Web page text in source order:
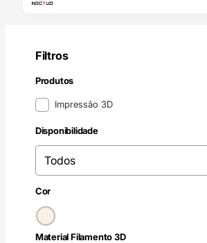
Filtros
Produtos
ProdutosImpressão 3D
Disponibilidade
Disponibilidade
Disponibilidade
Cor
Cor
Incolor / Natural
Material Filamento 3D